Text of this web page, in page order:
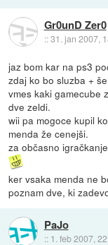
Gr0unD Zer0
::31. jan 2007,
jaz bom kar na ps3
zdaj ko bo sluzba +
vmes kaki gamecube
dve zeldi.
wii pa mogoce kupil
menda že cenejši.
za občasno
ker vsaka menda ne
poznam dve, ki
PaJo
:: 1. feb 2007,